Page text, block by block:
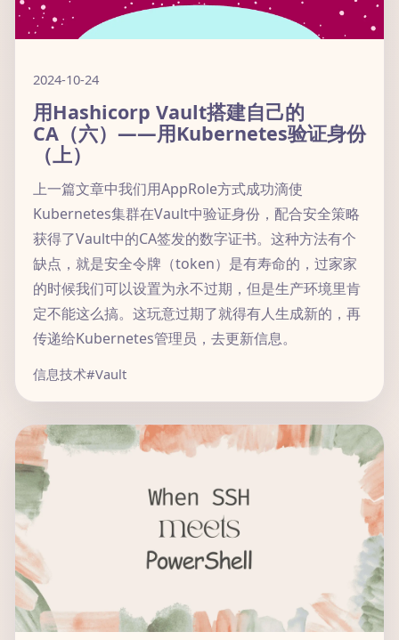
2024-10-24
用Hashicorp Vault搭建自己的
CA（六）——用Kubernetes验证身份
（上）
上一篇文章中我们用AppRole方式成功滴使
Kubernetes集群在Vault中验证身份，配合安全策略
获得了Vault中的CA签发的数字证书。这种方法有个
缺点，就是安全令牌（token）是有寿命的，过家家
的时候我们可以设置为永不过期，但是生产环境里肯
定不能这么搞。这玩意过期了就得有人生成新的，再
传递给Kubernetes管理员，去更新信息。
信息技术#Vault